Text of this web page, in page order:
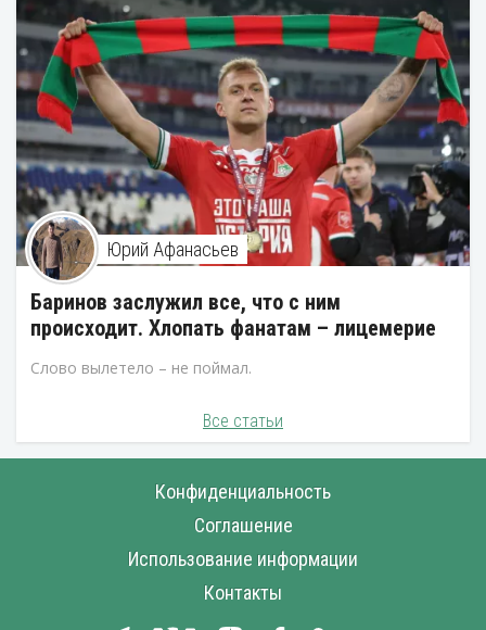
Юрий Афанасьев
Баринов заслужил все, что с ним
происходит. Хлопать фанатам – лицемерие
Слово вылетело – не поймал.
Все статьи
Конфиденциальность
Соглашение
Использование информации
Контакты